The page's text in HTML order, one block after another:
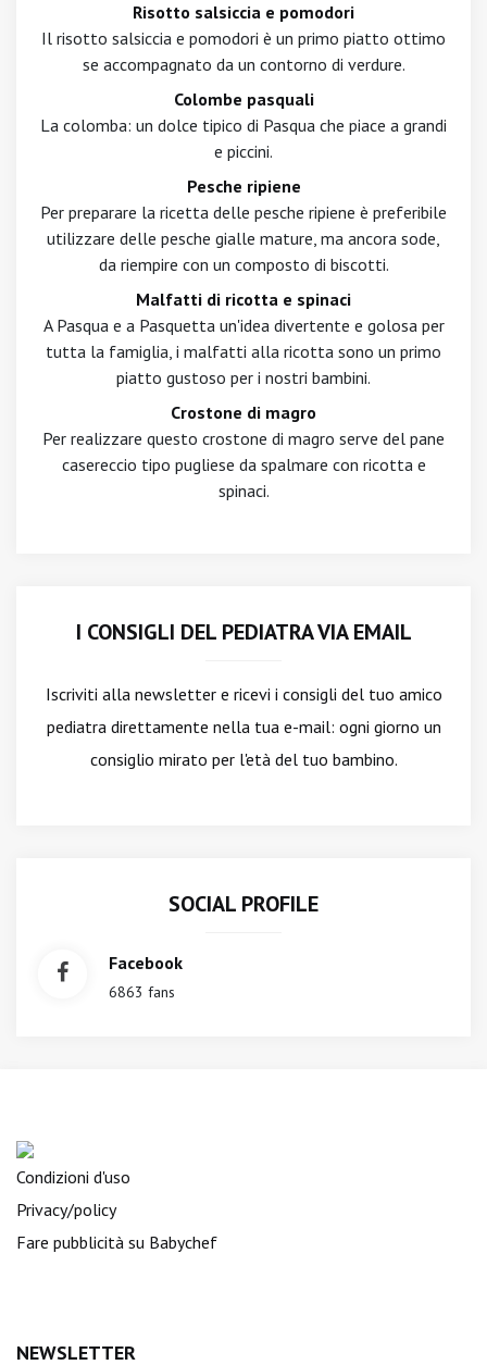
Risotto salsiccia e pomodori
Il risotto salsiccia e pomodori è un primo piatto ottimo
se accompagnato da un contorno di verdure.
Colombe pasquali
La colomba: un dolce tipico di Pasqua che piace a grandi
e piccini.
Pesche ripiene
Per preparare la ricetta delle pesche ripiene è preferibile
utilizzare delle pesche gialle mature, ma ancora sode,
da riempire con un composto di biscotti.
Malfatti di ricotta e spinaci
A Pasqua e a Pasquetta un'idea divertente e golosa per
tutta la famiglia, i malfatti alla ricotta sono un primo
piatto gustoso per i nostri bambini.
Crostone di magro
Per realizzare questo crostone di magro serve del pane
casereccio tipo pugliese da spalmare con ricotta e
spinaci.
I CONSIGLI DEL PEDIATRA VIA EMAIL
Iscriviti alla newslettere ricevi i consigli del tuo amico
pediatra direttamente nella tua e-mail: ogni giorno un
consiglio mirato per l'età del tuo bambino.
SOCIAL PROFILE
Facebook
6863 fans
Condizioni d'uso
Privacy/policy
Fare pubblicità su Babychef
NEWSLETTER